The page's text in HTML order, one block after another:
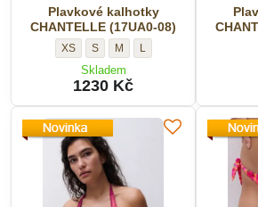
Plavkové kalhotky
CHANTELLE (17UA0-08)
Plavkové
kalhotky
CHANTELLE
08)
-
Velikost:
XS
Plavkové
kalhotky
CHANTELLE
08)
-
Velikost:
S
Plavkové
kalhotky
CHANTELLE
08)
Velikost:
M
Plavkové
08)
L
Skladem
1230 Kč